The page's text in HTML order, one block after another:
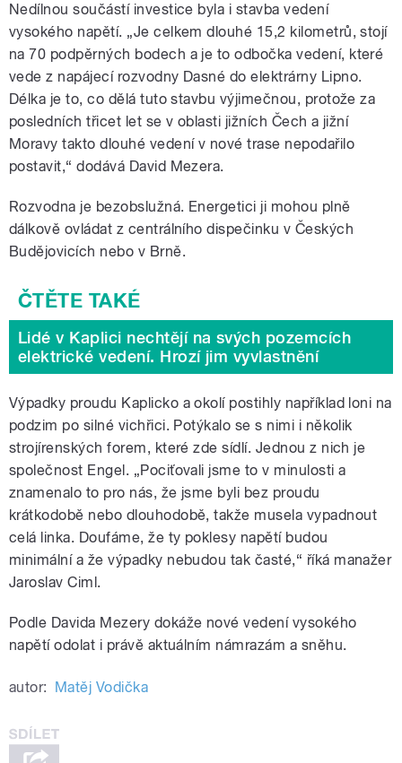
Nedílnou součástí investice byla i stavba vedení
vysokého napětí. „Je celkem dlouhé 15,2 kilometrů, stojí
na 70 podpěrných bodech a je to odbočka vedení, které
vede z napájecí rozvodny Dasné do elektrárny Lipno.
Délka je to, co dělá tuto stavbu výjimečnou, protože za
posledních třicet let se v oblasti jižních Čech a jižní
Moravy takto dlouhé vedení v nové trase nepodařilo
postavit,“ dodává David Mezera.
Rozvodna je bezobslužná. Energetici ji mohou plně
dálkově ovládat z centrálního dispečinku v Českých
Budějovicích nebo v Brně.
Lidé v Kaplici nechtějí na svých pozemcích
elektrické vedení. Hrozí jim vyvlastnění
Výpadky proudu Kaplicko a okolí postihly například loni na
podzim po silné vichřici. Potýkalo se s nimi i několik
strojírenských forem, které zde sídlí. Jednou z nich je
společnost Engel. „Pociťovali jsme to v minulosti a
znamenalo to pro nás, že jsme byli bez proudu
krátkodobě nebo dlouhodobě, takže musela vypadnout
celá linka. Doufáme, že ty poklesy napětí budou
minimální a že výpadky nebudou tak časté,“ říká manažer
Jaroslav Ciml.
Podle Davida Mezery dokáže nové vedení vysokého
napětí odolat i právě aktuálním námrazám a sněhu.
autor: Matěj Vodička